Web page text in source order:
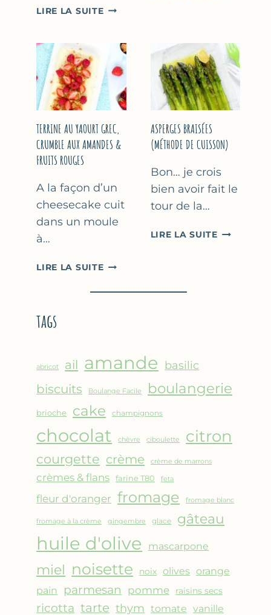
LIRE LA SUITECRÈMES
FRAISE
YAOURT
GREC
TERRINE AU YAOURT GREC,
CRUMBLE AUX AMANDES &
FRUITS ROUGES
A la façon d’un
cheesecake cuit
dans un moule
à…
LIRE LA SUITETERRINE
YAOURT
&
ROUGES
ASPERGES BRAISÉES
(MÉTHODE DE CUISSON)
Bon… je crois
bien avoir fait le
tour de la…
LIRE LA SUITEASPERGES
tags
abricot ail amande basilic
biscuits Boulange Facile boulangerie
brioche cake champignons
chocolat chèvre ciboulette citron
courgette crème crème de marrons
crèmes & flans farine T80 feta
fleur d'oranger fromage fromage blanc
fromage à la crème gingembre glace gâteau
huile d'olive mascarpone
miel noisette noix olives orange
pain
parmesan pomme raisins secs
ricotta tarte thym tomate vanille